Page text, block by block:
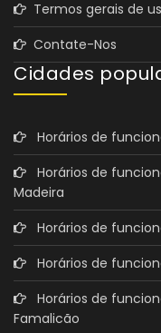
Termos gerais de
Contate-Nos
Cidades
Horários de
Horários de
Madeira
Horários de
Horários de
Horários de
Famalicão